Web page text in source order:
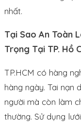
nhất.
Tại Sao An Toàn
Trọng Tại TP. Hồ
TP.HCM có hàng
hàng ngày. Tai
người mà còn làm
thường. Sử dụng